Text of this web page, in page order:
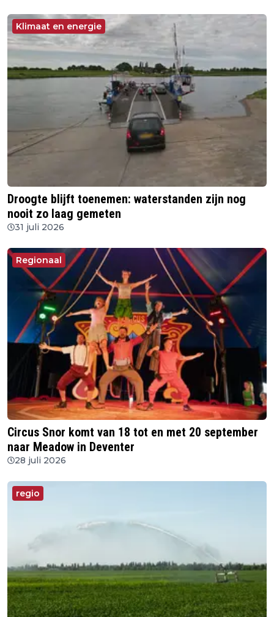
Klimaat en energie
Droogte blijft toenemen: waterstanden zijn nog
nooit zo laag gemeten
31 juli 2026
Regionaal
Circus Snor komt van 18 tot en met 20 september
naar Meadow in Deventer
28 juli 2026
regio